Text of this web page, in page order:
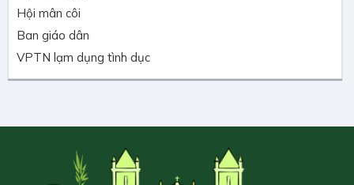
Hội mân côi
Ban giáo dân
VPTN lạm dụng tình dục